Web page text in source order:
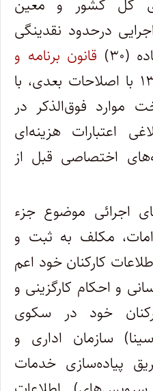
کل کشور و معین
درحدود نقدینگی
(۳۰)
قانون برنامه و
مصوب ۱۳۵۱ با اصلاحات بعدی، با
موارد فوق‌الذکر در
اعتبارات هزینه‌ای
اختصاصی قبل از
اجرائی موضوع جزء
الزامات، مکلف به ثبت و
کارکنان خود اعم
و احکام کارگزینی و
خود در سکوی
سازمان اداری و
پیاده‌سازی خدمات